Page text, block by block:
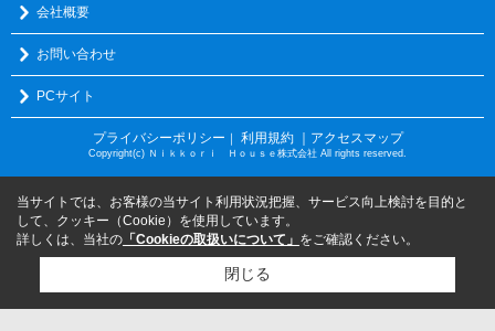
会社概要
お問い合わせ
PCサイト
プライバシーポリシー 利用規約 ｜アクセスマップ
Copyright(c) Ｎｉｋｋｏｒｉ Ｈｏｕｓｅ株式会社 All rights reserved.
当サイトでは、お客様の当サイト利用状況把握、サービス向上検討を目的と
して、クッキー（Cookie）を使用しています。
詳しくは、当社の 「Cookieの取扱いについて」 をご確認ください。
閉じる